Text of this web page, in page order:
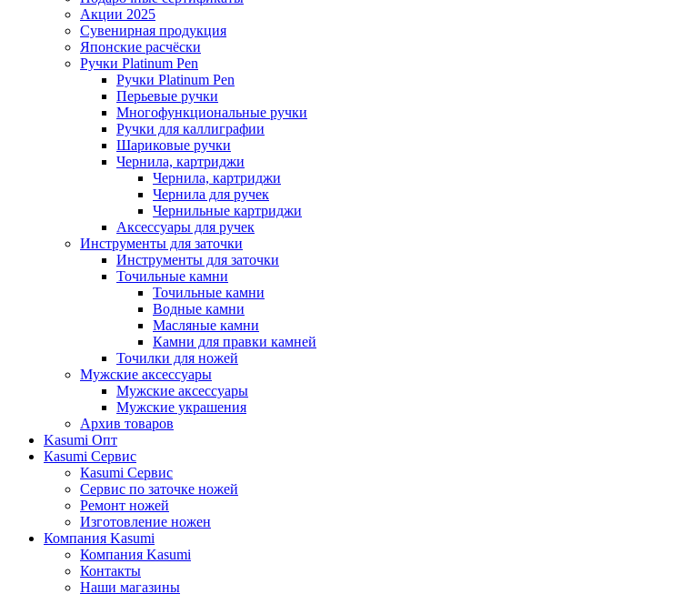
Акции 2025
Сувенирная продукция
Японские расчёски
Ручки Platinum Pen
Ручки Platinum Pen
Перьевые ручки
Многофункциональные ручки
Ручки для каллиграфии
Шариковые ручки
Чернила, картриджи
Чернила, картриджи
Чернила для ручек
Чернильные картриджи
Аксессуары для ручек
Инструменты для заточки
Инструменты для заточки
Точильные камни
Точильные камни
Водные камни
Масляные камни
Камни для правки камней
Точилки для ножей
Мужские аксессуары
Мужские аксессуары
Мужские украшения
Архив товаров
Kasumi Опт
Кasumi Сервис
Кasumi Сервис
Сервис по заточке ножей
Ремонт ножей
Изготовление ножен
Компания Kasumi
Компания Kasumi
Контакты
Наши магазины